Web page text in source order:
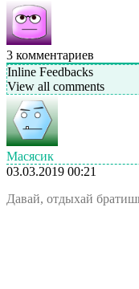
3 комментариев
Inline Feedbacks
View all comments
Масясик
03.03.2019 00:21
Давай, отдыхай